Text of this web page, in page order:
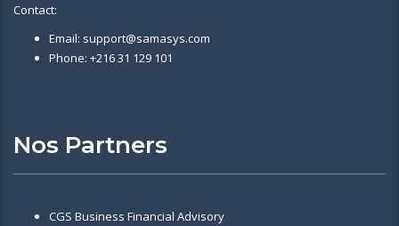
Contact:
Email: support@samasys.com
Phone: +216 31 129 101
Nos Partners
CGS Business Financial Advisory